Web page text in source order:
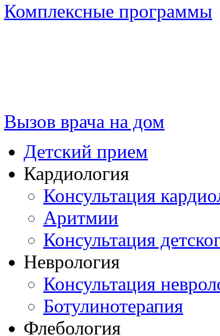
Комплексные программы
Вызов врача на дом
Детский прием
Кардиология
Консультация
Аритмии
Консультация
Неврология
Консультация
Ботулинотерапия
Флебология